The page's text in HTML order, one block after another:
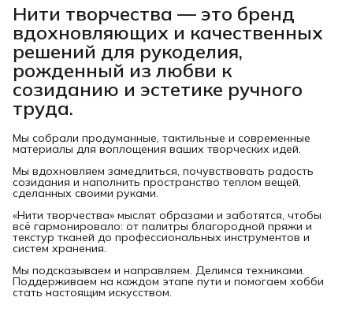
Нити творчества — это бренд
вдохновляющих и качественных
решений для рукоделия,
рожденный из любви к
созиданию и эстетике ручного
труда.
Мы собрали продуманные, тактильные и современные
материалы для воплощения ваших творческих идей.
Мы вдохновляем замедлиться, почувствовать радость
созидания и наполнить пространство теплом вещей,
сделанных своими руками.
«Нити творчества» мыслят образами и заботятся, чтобы
всё гармонировало: от палитры благородной пряжи и
текстур тканей до профессиональных инструментов и
систем хранения.
Мы подсказываем и направляем. Делимся техниками.
Поддерживаем на каждом этапе пути и помогаем хобби
стать настоящим искусством.